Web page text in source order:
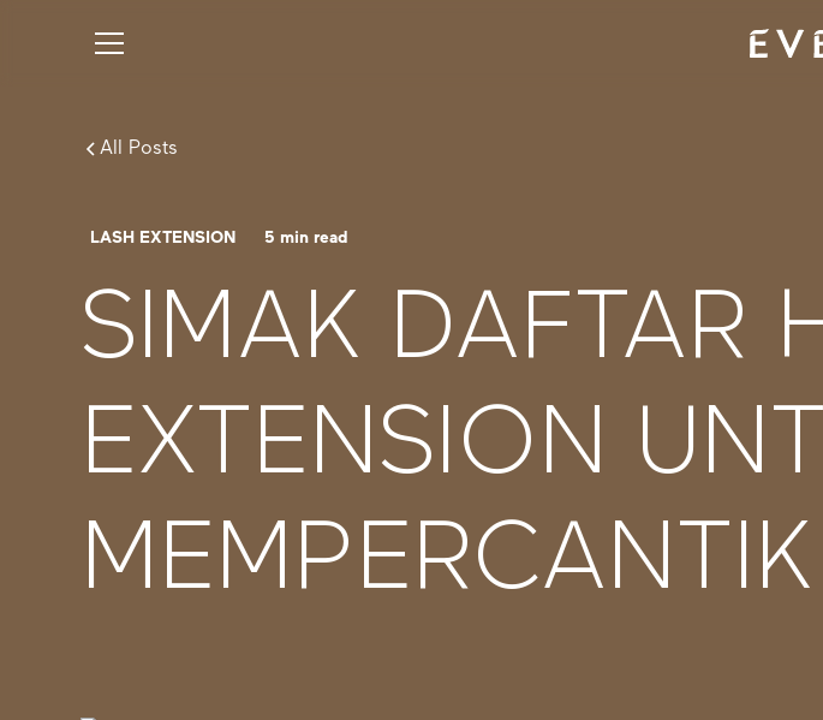
All Posts
LASH EXTENSION 5 min read
SIMAK DAFTAR
EXTENSION